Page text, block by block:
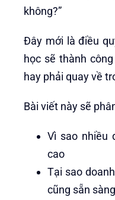
không?”
Đây mới là điều
học sẽ thành
hay phải quay về
Bài viết này sẽ
Vì sao nhiều
cao
Tại sao
cũng sẵn